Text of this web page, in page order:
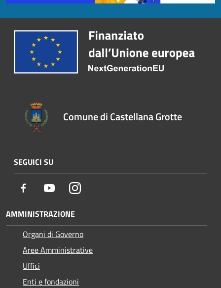
Comune di Castellana Grotte
SEGUICI SU
Facebook YoutubeInstagram
AMMINISTRAZIONE
Organi di Governo
Aree Amministrative
Uffici
Enti e fondazioni